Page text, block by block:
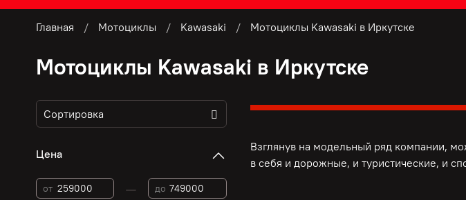
Главная Мотоциклы Kawasaki Мотоциклы Kawasaki в Иркутске
Мотоциклы Kawasaki в Иркутске
Взглянув на модельный ряд компании,
в себя и дорожные, и туристические, и
Цена
от — до